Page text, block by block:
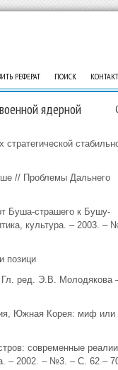
РЕФЕРАТ ПОИСК
ядерной
// Проблемы Дальнего
Буша-страшего к Бушу-
культура. – 2003. –
позици
Гл. ред. Э.В. Молодякова
Южная Корея: миф или
современные
– 2002. – №3. – С. 62 –